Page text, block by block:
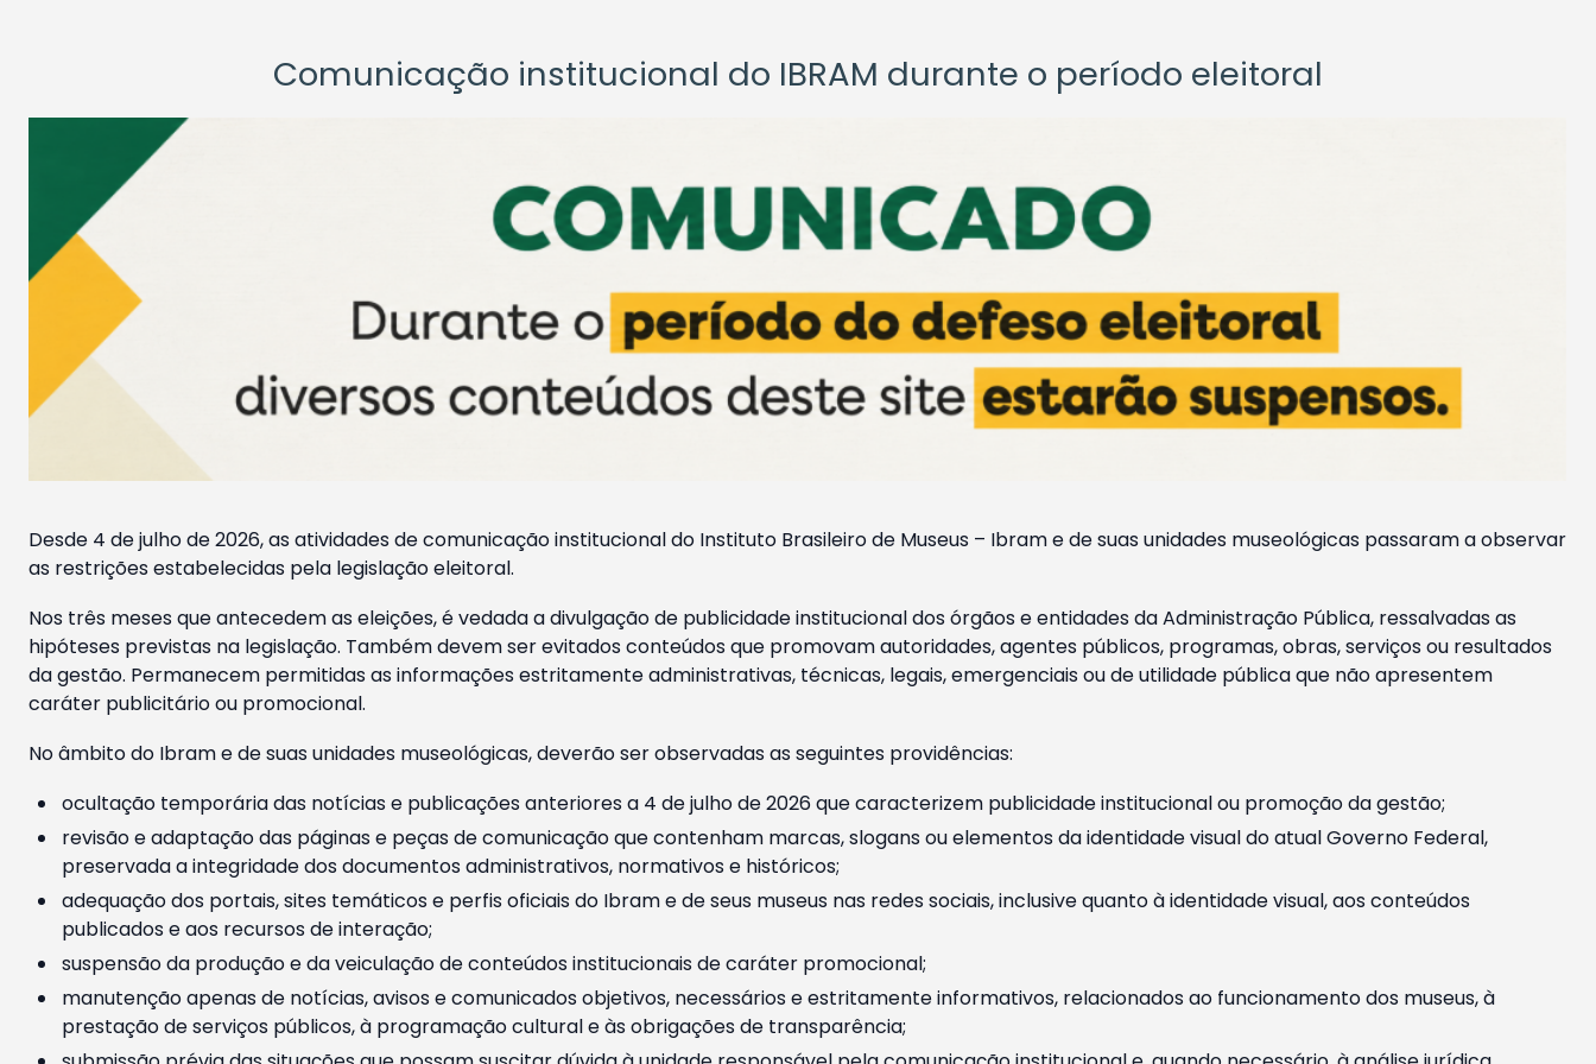
Comunicação institucional do IBRAM durante o período eleitoral
Desde 4 de julho de 2026, as atividades de comunicação institucional do Instituto Brasileiro de Museus – Ibram e de suas unidades museológicas passaram a observar
as restrições estabelecidas pela legislação eleitoral.
Nos três meses que antecedem as eleições, é vedada a divulgação de publicidade institucional dos órgãos e entidades da Administração Pública, ressalvadas as
hipóteses previstas na legislação. Também devem ser evitados conteúdos que promovam autoridades, agentes públicos, programas, obras, serviços ou resultados
da gestão. Permanecem permitidas as informações estritamente administrativas, técnicas, legais, emergenciais ou de utilidade pública que não apresentem
caráter publicitário ou promocional.
No âmbito do Ibram e de suas unidades museológicas, deverão ser observadas as seguintes providências:
ocultação temporária das notícias e publicações anteriores a 4 de julho de 2026 que caracterizem publicidade institucional ou promoção da gestão;
revisão e adaptação das páginas e peças de comunicação que contenham marcas, slogans ou elementos da identidade visual do atual Governo Federal,
preservada a integridade dos documentos administrativos, normativos e históricos;
adequação dos portais, sites temáticos e perfis oficiais do Ibram e de seus museus nas redes sociais, inclusive quanto à identidade visual, aos conteúdos
publicados e aos recursos de interação;
suspensão da produção e da veiculação de conteúdos institucionais de caráter promocional;
manutenção apenas de notícias, avisos e comunicados objetivos, necessários e estritamente informativos, relacionados ao funcionamento dos museus, à
prestação de serviços públicos, à programação cultural e às obrigações de transparência;